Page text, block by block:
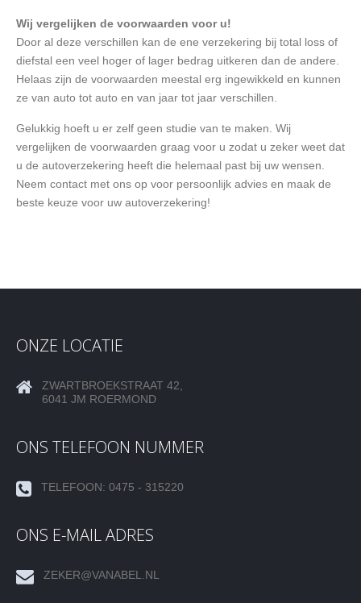
Wij vergelijken de voorwaarden voor u!
Door al deze verschillen kan de ene verzekering bij total loss of
diefstal een veel hoger of lager bedrag uitkeren dan de andere.
Helaas zijn de voorwaarden meestal erg ingewikkeld en kunnen
ze van auto tot auto en van jaar tot jaar verschillen.
Gelukkig hoeft u er zelf geen studie van te maken. Wij
vergelijken de voorwaarden graag voor u zodat u zeker weet dat
u de autoverzekering heeft die helemaal past bij uw wensen.
Neem contact met ons op voor persoonlijk advies en maak de
beste keuze voor uw autoverzekering!
ONZE LOCATIE
ZWARTBROEKSTRAAT 42,
6041 JM ROERMOND
ONS TELEFOON NUMMER
TELEFOON: 0475 - 315220
ONS E-MAIL ADRES
ZEKER@VANABEL.NL